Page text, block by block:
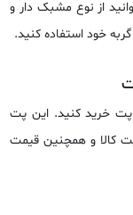
از نوع مشبک دار و
خود استفاده کنید.
خرید کنید. این پت
کالا و همچنین قیمت